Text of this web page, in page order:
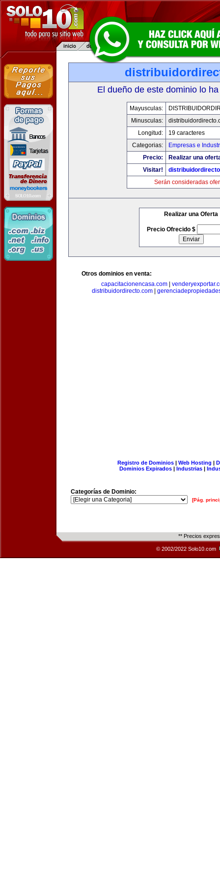
El dueño de este dominio lo
Mayusculas:
Minusculas:
Longitud:
19 caracteres
Categorias:
Empresas e
Precio:
Realizar una
Visitar!
Serán consideradas
Realizar una Oferta
Precio Ofrecido $
Otros dominios en venta:
capacitacionencasa.com|
distribuidordirecto.com|
Registro de Dominios| Web Hosting |
Dominios Expirados | Industrias |
Categorías de Dominio:
[Pág.
** Precios
© 2002/2022 Solo10.com